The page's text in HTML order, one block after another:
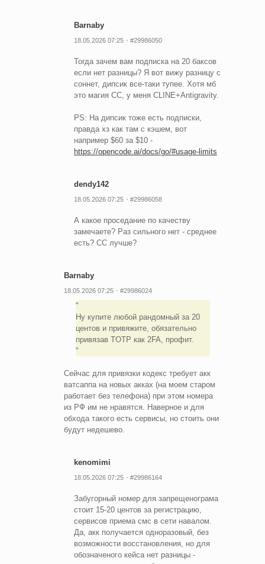
Barnaby
18.05.2026 07:25 #29986050
Тогда зачем вам подписка на 20 баксов
если нет разницы? Я вот вижу разницу с
соннет, дипсик все-таки тупее. Хотя мб
это магия CC, у меня CLINE+Antigravity.
PS: На дипсик тоже есть подписки,
правда хз как там с кэшем, вот
например $60 за $10 -
https://opencode.ai/docs/go/#usage-limits
dendy142
18.05.2026 07:25 #29986058
А какое проседание по качеству
замечаете? Раз сильного нет - среднее
есть? CC лучше?
Barnaby
18.05.2026 07:25 #29986024
Ну купите любой рандомный за 20
центов и привяжите, обязательно
привязав TOTP как 2FA, профит.
Сейчас для привязки кодекс требует акк
ватсаппа на новых акках (на моем старом
работает без телефона) при этом номера
из РФ им не нравятся. Наверное и для
обхода такого есть сервисы, но стоить они
будут недешево.
kenomimi
18.05.2026 07:25 #29986164
Забугорный номер для запрещенограма
стоит 15-20 центов за регистрацию,
сервисов приема смс в сети навалом.
Да, акк получается одноразовый, без
возможности восстановления, но для
обозначеного кейса нет разницы -